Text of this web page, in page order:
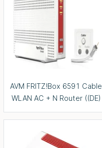
AVM FRITZ!Box 6591 Cable
WLAN AC + N Router ((DE)